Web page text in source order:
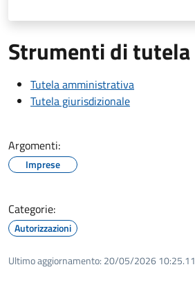
Strumenti di tutela
Tutela amministrativa
Tutela giurisdizionale
Argomenti:
Imprese
Categorie:
Autorizzazioni
Ultimo aggiornamento: 20/05/2026 10:25.11